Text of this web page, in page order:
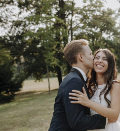
Zum
Inhalt
springen